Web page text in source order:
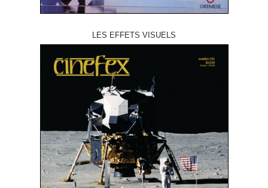
LES EFFETS VISUELS